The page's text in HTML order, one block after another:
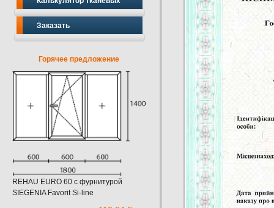
Заказать
Горячее предложение